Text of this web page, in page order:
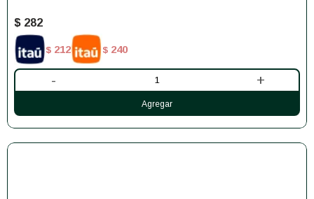
$ 282
$ 212 $ 240
- +